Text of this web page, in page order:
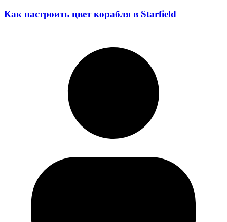
Как настроить цвет корабля в Starfield